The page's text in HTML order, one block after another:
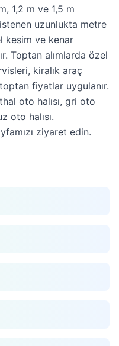
1,2 m ve 1,5 m
uzunlukta metre
kesim ve kenar
Toptan alımlarda özel
kiralık araç
fiyatlar uygulanır.
oto halısı, gri oto
oto halısı.
ziyaret edin.